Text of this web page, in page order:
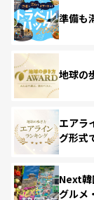
準備も
地球の
エアラ
グ形式
Next韓
グルメ